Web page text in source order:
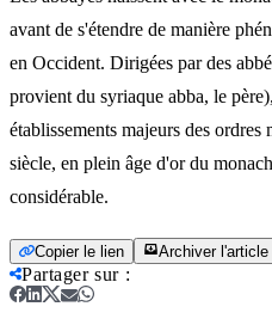
avant de s'étendre de manière
en Occident. Dirigées par des
provient du syriaque abba, le
établissements majeurs des
siècle, en plein âge d'or du
considérable.
Copier le lien Archiver l'article
Partager sur: